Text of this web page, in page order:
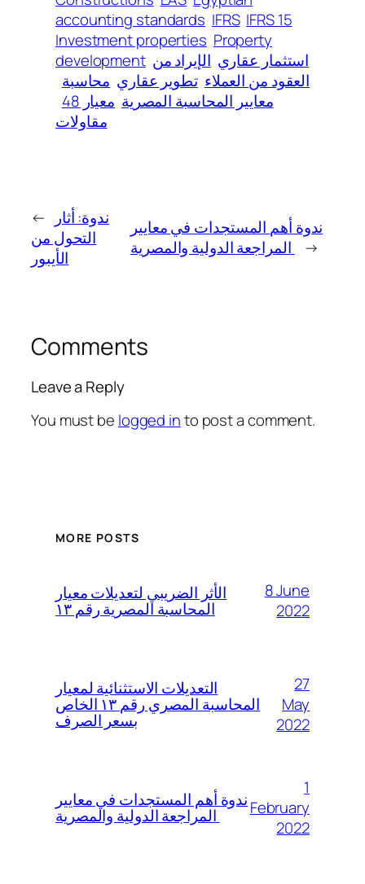
accounting standards IFRS IFRS 15
Investment properties Property
development
استثمار عقاري الإيراد من
العقود من العملاء تطوير عقاري محاسبة
معايير المحاسبة المصرية معيار 48
مقاولات
←
ندوة: أثار
التحول من
الأيبور
ندوة أهم المستجدات في معايير
→
Comments
Leave a Reply
You must be logged into post a comment.
MORE POSTS
الأثر الضريبي لتعديلات معيار
المحاسبة المصرية رقم ١٣
8 June
2022
التعديلات الاستثنائية لمعيار
المحاسبة المصري رقم ١٣ الخاص
بسعر الصرف
27
May
2022
ندوة أهم المستجدات في معايير
1
February
2022